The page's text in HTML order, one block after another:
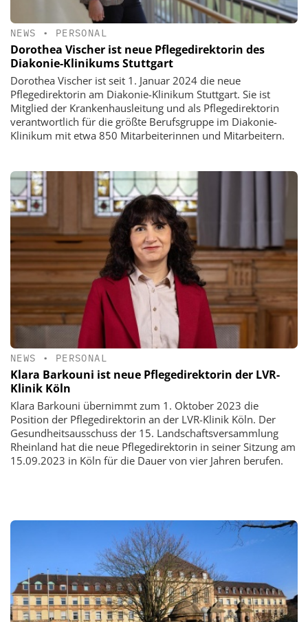
NEWS • PERSONAL
Dorothea Vischer ist neue Pflegedirektorin des
Diakonie-Klinikums Stuttgart
Dorothea Vischer ist seit 1. Januar 2024 die neue
Pflegedirektorin am Diakonie-Klinikum Stuttgart. Sie ist
Mitglied der Krankenhausleitung und als Pflegedirektorin
verantwortlich für die größte Berufsgruppe im Diakonie-
Klinikum mit etwa 850 Mitarbeiterinnen und Mitarbeitern.
NEWS • PERSONAL
Klara Barkouni ist neue Pflegedirektorin der LVR-
Klinik Köln
Klara Barkouni übernimmt zum 1. Oktober 2023 die
Position der Pflegedirektorin an der LVR-Klinik Köln. Der
Gesundheitsausschuss der 15. Landschaftsversammlung
Rheinland hat die neue Pflegedirektorin in seiner Sitzung am
15.09.2023 in Köln für die Dauer von vier Jahren berufen.